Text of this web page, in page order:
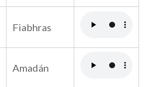
Fiabhras
Amadán